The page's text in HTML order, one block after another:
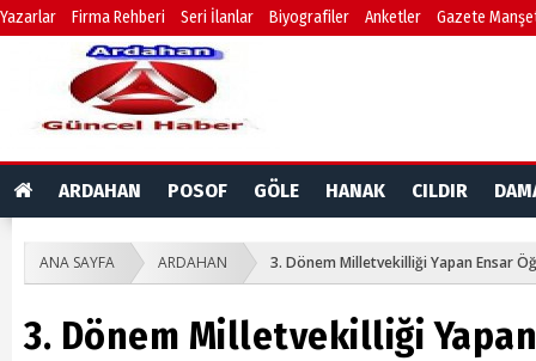
Yazarlar Firma Rehberi Seri İlanlar Biyografiler Anketler Gazete
ARDAHAN POSOF GÖLE HANAK CILDIR
ANA SAYFA ARDAHAN 3. Dönem Milletvekilliği Yapan Ensar
3. Dönem Milletvekilliği